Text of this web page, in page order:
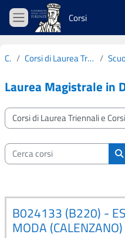
Vai al contenuto principale
Pannello laterale
Corsi
Corsi Corsi di Laurea Triennali e Corsi di Laurea Magistrali
Laurea Magistrale in
Categorie di corso
Cerca corsi
B024133 (B220) -
MODA